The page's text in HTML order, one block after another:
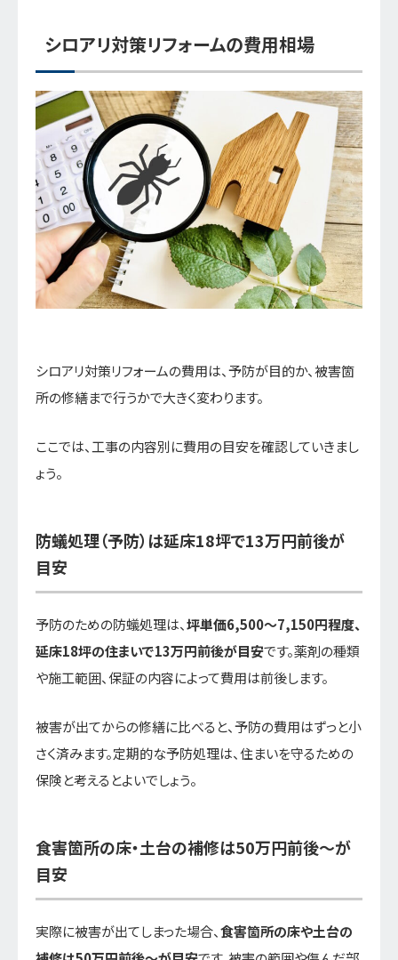
シロアリ対策リフォームの費用相場
シロアリ対策リフォームの費用は、予防が目的か、被害箇
所の修繕まで行うかで大きく変わります。
ここでは、工事の内容別に費用の目安を確認していきまし
ょう。
防蟻処理（予防）は延床18坪で13万円前後が
目安
予防のための防蟻処理は、坪単価6,500～7,150円程度、
延床18坪の住まいで13万円前後が目安です。薬剤の種類
や施工範囲、保証の内容によって費用は前後します。
被害が出てからの修繕に比べると、予防の費用はずっと小
さく済みます。定期的な予防処理は、住まいを守るための
保険と考えるとよいでしょう。
食害箇所の床・土台の補修は50万円前後～が
目安
実際に被害が出てしまった場合、食害箇所の床や土台の